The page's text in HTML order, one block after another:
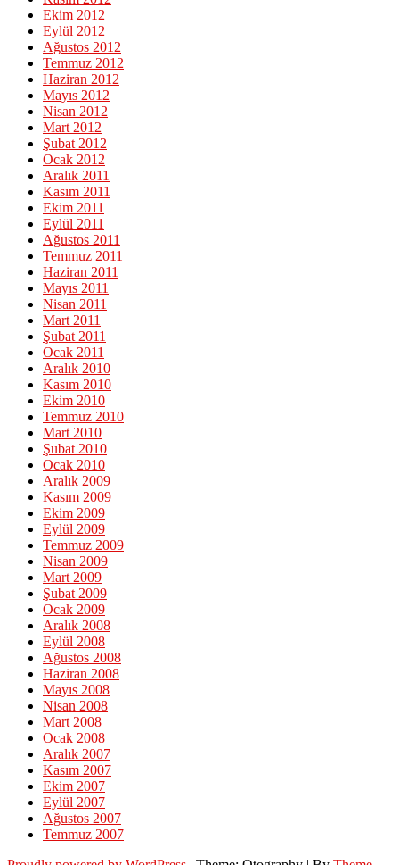
Ekim 2012
Eylül 2012
Ağustos 2012
Temmuz 2012
Haziran 2012
Mayıs 2012
Nisan 2012
Mart 2012
Şubat 2012
Ocak 2012
Aralık 2011
Kasım 2011
Ekim 2011
Eylül 2011
Ağustos 2011
Temmuz 2011
Haziran 2011
Mayıs 2011
Nisan 2011
Mart 2011
Şubat 2011
Ocak 2011
Aralık 2010
Kasım 2010
Ekim 2010
Temmuz 2010
Mart 2010
Şubat 2010
Ocak 2010
Aralık 2009
Kasım 2009
Ekim 2009
Eylül 2009
Temmuz 2009
Nisan 2009
Mart 2009
Şubat 2009
Ocak 2009
Aralık 2008
Eylül 2008
Ağustos 2008
Haziran 2008
Mayıs 2008
Nisan 2008
Mart 2008
Ocak 2008
Aralık 2007
Kasım 2007
Ekim 2007
Eylül 2007
Ağustos 2007
Temmuz 2007